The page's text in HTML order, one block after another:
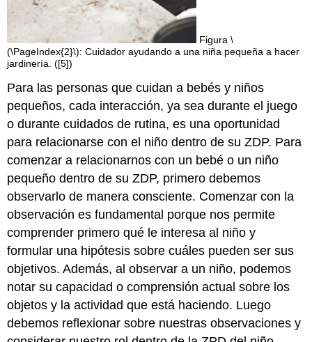
Figura \
(\PageIndex{2}\): Cuidador ayudando a una niña pequeña a hacer
jardinería. ([5])
Para las personas que cuidan a bebés y niños
pequeños, cada interacción, ya sea durante el juego
o durante cuidados de rutina, es una oportunidad
para relacionarse con el niño dentro de su ZDP. Para
comenzar a relacionarnos con un bebé o un niño
pequeño dentro de su ZDP, primero debemos
observarlo de manera consciente. Comenzar con la
observación es fundamental porque nos permite
comprender primero qué le interesa al niño y
formular una hipótesis sobre cuáles pueden ser sus
objetivos. Además, al observar a un niño, podemos
notar su capacidad o comprensión actual sobre los
objetos y la actividad que está haciendo. Luego
debemos reflexionar sobre nuestras observaciones y